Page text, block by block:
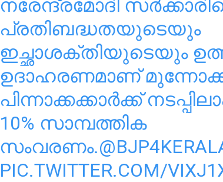
നരേന്ദ്രമോദി
പ്രതിബദ്ധതയുടെയും
ഇച്ഛാശക്തിയുടെയും
ഉദാഹരണമാണ്
പിന്നാക്കക്കാർക്ക്
10% സാമ്പത്തിക
സംവരണം.
PIC.TWITTER.COM/